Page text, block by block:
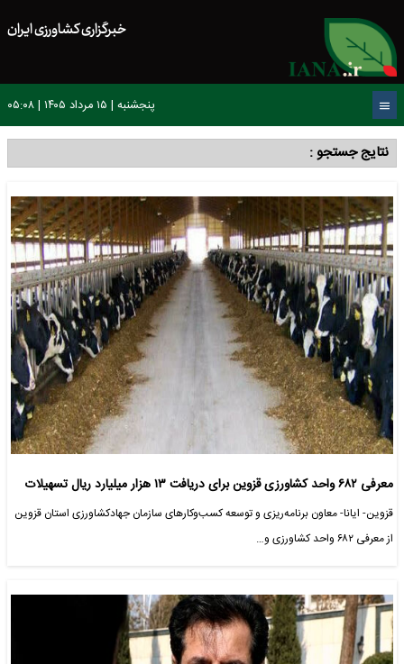
خبرگزاری کشاورزی ایران
پنجشنبه | ۱۵ مرداد ۱۴۰۵ | ۰۵:۰۸
نتایج جستجو :
معرفی ۶۸۲ واحد کشاورزی قزوین برای دریافت ۱۳ هزار میلیارد ریال تسهیلات
قزوین- ایانا- معاون برنامه‌ریزی و توسعه کسب‌وکارهای سازمان جهادکشاورزی استان قزوین
از معرفی ۶۸۲ واحد کشاورزی و…